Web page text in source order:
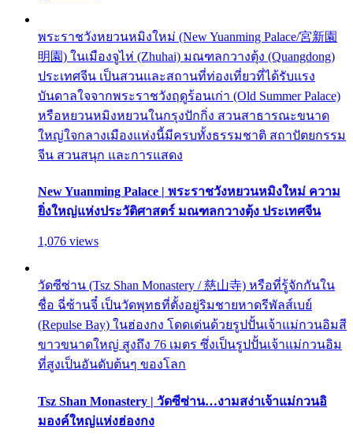
พระราชวังหยวนหมิงใหม่ (New Yuanming Palace/宮新園
明園) ในเมืองจูไห่ (Zhuhai) มณฑลกวางตุ้ง (Quangdong)
ประเทศจีน เป็นสวนและสถานที่ท่องเที่ยวที่ได้รับแรง
บันดาลใจจากพระราชวังฤดูร้อนเก่า (Old Summer Palace)
หรือหยวนหมิงหยวนในกรุงปักกิ่ง สวนสาธารณะขนาด
ใหญ่ใจกลางเมืองแห่งนี้มีครบทั้งธรรมชาติ สถาปัตยกรรม
จีน สวนสนุก และการแสดง
New Yuanming Palace | พระราชวังหยวนหมิงใหม่ ความ
ยิ่งใหญ่แห่งประวัติศาสตร์ มณฑลกวางตุ้ง ประเทศจีน
1,076 views
วัดซีซ่าน (Tsz Shan Monastery / 慈山寺) หรือที่รู้จักกันใน
ชื่อ ฉี่ซ้านจี๋ เป็นวัดพุทธที่ตั้งอยู่ริมชายหาดรีพัลส์เบย์
(Repulse Bay) ในฮ่องกง โดดเด่นด้วยรูปปั้นเจ้าแม่กวนอิมสี
ขาวขนาดใหญ่ สูงถึง 76 เมตร ซึ่งเป็นรูปปั้นเจ้าแม่กวนอิม
ที่สูงเป็นอันดับต้นๆ ของโลก
Tsz Shan Monastery | วัดซีซ่าน…งามสง่าเจ้าแม่กวนอิ
มองค์ใหญ่แห่งฮ่องกง